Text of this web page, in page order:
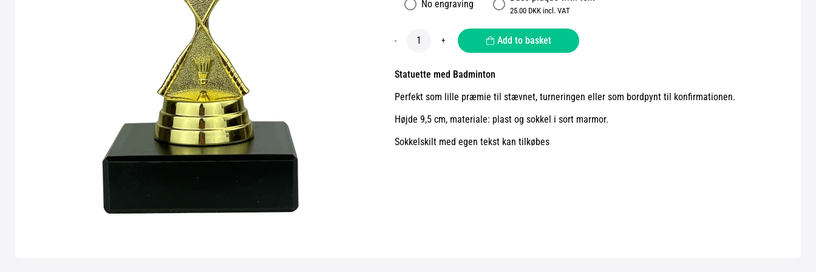
No engraving
25.00 DKK incl. VAT
- + Add to basket
Statuette med Badminton
Perfekt som lille præmie til stævnet, turneringen eller som bordpynt til konfirmationen.
Højde 9,5 cm, materiale: plast og sokkel i sort marmor.
Sokkelskilt med egen tekst kan tilkøbes